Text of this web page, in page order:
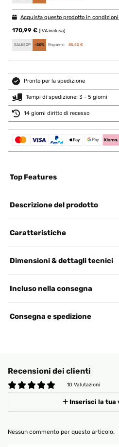
Acquista questo prodotto in
170,99 € (IVA inclusa)
SALE50P -50% Risparmi: 85,50 €
Pronto per la spedizione
Tempi di spedizione: 3 - 5 giorni
14 giorni diritto di recesso
Top Features
Descrizione del prodotto
Caratteristiche
Dimensioni & dettagli tecnici
Incluso nella consegna
Consegna e spedizione
Recensioni dei clienti
10 Valutazioni
Inserisci la tua
Nessun commento per questo articolo.